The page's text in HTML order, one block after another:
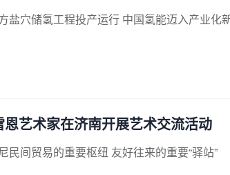
盐穴储氢工程投产运行 中国氢能迈入产业化
艺术家在济南开展艺术交流活动
间贸易的重要枢纽 友好往来的重要“驿站”